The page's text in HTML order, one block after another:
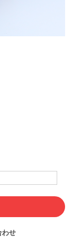
わせ